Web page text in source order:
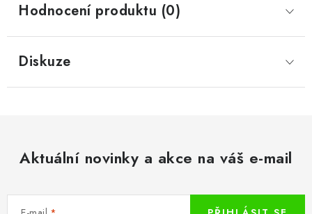
Hodnocení produktu (0)
Diskuze
Aktuální novinky a akce na váš e-mail